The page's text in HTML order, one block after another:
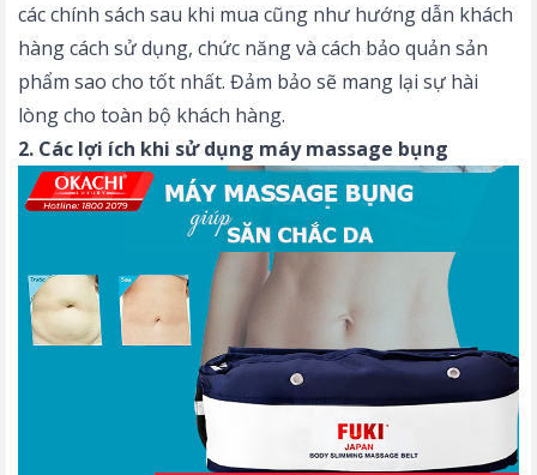
các chính sách sau khi mua cũng như hướng dẫn khách
hàng cách sử dụng, chức năng và cách bảo quản sản
phẩm sao cho tốt nhất. Đảm bảo sẽ mang lại sự hài
lòng cho toàn bộ khách hàng.
2. Các lợi ích khi sử dụng máy massage bụng